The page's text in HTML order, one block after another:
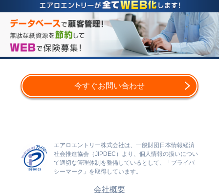
今すぐお問い合わせ
エアロエントリー株式会社は、一般財団日本情報経済
社会推進協会（JIPDEC）より、個人情報の扱いについ
て適切な管理体制を整備しているとして、「プライバ
シーマーク」を取得しています。
会社概要